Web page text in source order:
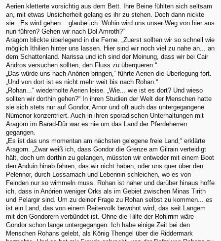
Aerien kletterte vorsichtig aus dem Bett. Ihre Beine fühlten sich seltsam
an, mit etwas Unsicherheit gelang es ihr zu stehen. Doch dann nickte
sie. „Es wird gehen... glaube ich. Wohin wird uns unser Weg von hier aus
nun führen? Gehen wir nach Dol Amroth?“
Aragorn blickte überlegend in die Ferne. „Zuerst sollten wir so schnell wie
möglich Ithilien hinter uns lassen. Hier sind wir noch viel zu nahe an... an
dem Schattenland. Narissa und ich sind der Meinung, dass wir bei Cair
Andros versuchen sollten, den Fluss zu überqueren.“
„Das würde uns nach Anórien bringen,“ führte Aerien die Überlegung fort.
„Und von dort ist es nicht mehr weit bis nach Rohan.“
„Rohan...“ wiederholte Aerien leise. „Wie... wie ist es dort? Und wieso
sollten wir dorthin gehen?“ In ihren Studien der Welt der Menschen hatte
sie sich stets nur auf Gondor, Arnor und oft auch das untergegangene
Númenor konzentriert. Auch in ihren sporadischen Unterhaltungen mit
Aragorn im Barad-Dûr war es nie um das Land der Pferdeherren
gegangen.
„Es ist das uns momentan am nächsten gelegene freie Land,“ erklärte
Aragorn. „Zwar weiß ich, dass Gondor die Grenze am Gilrain verteidigt
hält, doch um dorthin zu gelangen, müssten wir entweder mit einem Boot
den Anduin hinab fahren, das wir nicht haben, oder uns quer über den
Pelennor, durch Lossarnach und Lebennin schleichen, wo es von
Feinden nur so wimmeln muss. Rohan ist näher und darüber hinaus hoffe
ich, dass in Anórien weniger Orks als im Gebiet zwischen Minas Tirith
und Pelargir sind. Um zu deiner Frage zu Rohan selbst zu kommen... es
ist ein Land, das von einem Reitervolk bewohnt wird, das seit Langem
mit den Gondorern verbündet ist. Ohne die Hilfe der Rohirrim wäre
Gondor schon lange untergegangen. Ich habe einige Zeit bei den
Menschen Rohans gelebt, als König Thengel über die Riddermark